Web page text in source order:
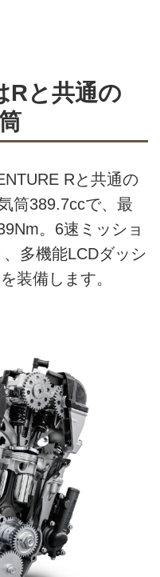
Rと共通の
Rと共通の
筒389.7ccで、最
。6速ミッショ
多機能LCDダッシ
装備します。